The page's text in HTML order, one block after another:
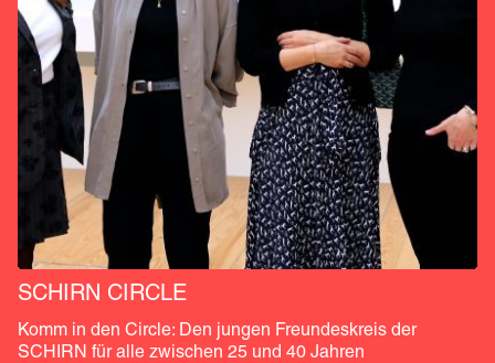
SCHIRN CIRCLE
Komm in den Circle: Den jungen Freundeskreis der
SCHIRN für alle zwischen 25 und 40 Jahren